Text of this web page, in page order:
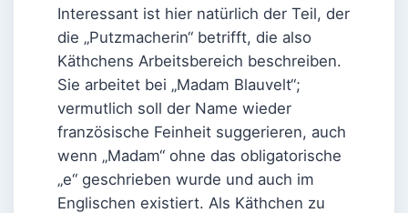
Interessant ist hier natürlich der Teil, der
die „Putzmacherin“ betrifft, die also
Käthchens Arbeitsbereich beschreiben.
Sie arbeitet bei „Madam Blauvelt“;
vermutlich soll der Name wieder
französische Feinheit suggerieren, auch
wenn „Madam“ ohne das obligatorische
„e“ geschrieben wurde und auch im
Englischen existiert. Als Käthchen zu